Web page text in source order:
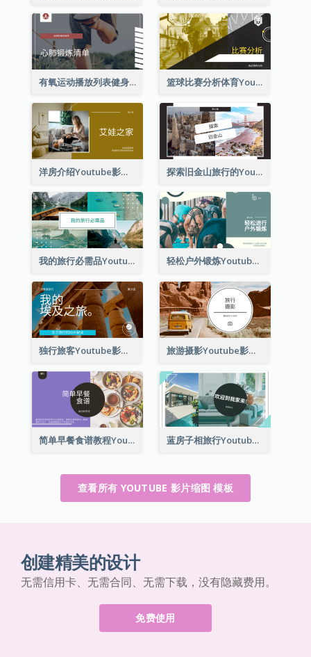
有氧运动播放列表健身Youtube影片缩图 篮球比赛分析体育YouTube排名
洋房介绍Youtube影片缩图 探索旧金山旅行的Youtube影片缩图
我的旅行必需品Youtube影片缩图 轻松户外锻炼Youtube影片缩图
独行旅客Youtube影片缩图 旅游摄影Youtube影片缩图
简单早餐食谱教程Youtube影片缩图 蓝房子相旅行Youtube影片缩图
查看所有 YOUTUBE 影片缩图 模板
创建精美的设计
无需信用卡、无需合同、无需下载，没有隐藏费用。
免费使用